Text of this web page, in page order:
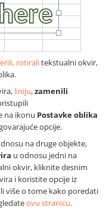
rotiralitekstualni okvir,
liniju,zamenili
na ikonu Postavke oblika
opcije.
na druge objekte,
u odnosu jedni na
okvir, kliknite desnim
i koristite opcije iz
više o tome kako poredati
ovu stranicu.